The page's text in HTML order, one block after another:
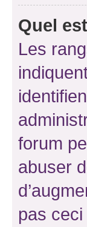
Quel
Les
forum
abuser
pas